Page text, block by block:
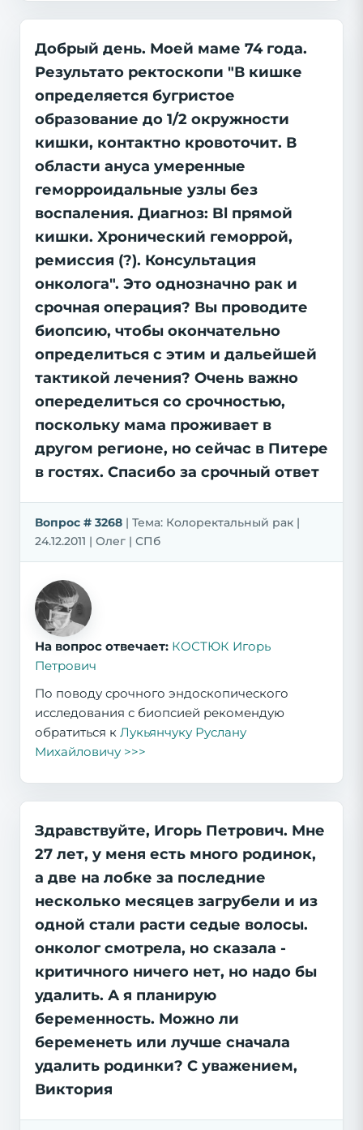
Добрый день. Моей маме 74 года.
Результато ректоскопи "В кишке
определяется бугристое
образование до 1/2 окружности
кишки, контактно кровоточит. В
области ануса умеренные
геморроидальные узлы без
воспаления. Диагноз: Bl прямой
кишки. Хронический геморрой,
ремиссия (?). Консультация
онколога". Это однозначно рак и
срочная операция? Вы проводите
биопсию, чтобы окончательно
определиться с этим и дальейшей
тактикой лечения? Очень важно
опеределиться со срочностью,
поскольку мама проживает в
другом регионе, но сейчас в Питере
в гостях. Спасибо за срочный ответ
Вопрос # 3268 | Тема: Колоректальный рак |
24.12.2011 | Олег | СПб
На вопрос отвечает: КОСТЮК Игорь
Петрович
По поводу срочного эндоскопического
исследования с биопсией рекомендую
обратиться к Лукьянчуку Руслану
Михайловичу >>>
Здравствуйте, Игорь Петрович. Мне
27 лет, у меня есть много родинок,
а две на лобке за последние
несколько месяцев загрубели и из
одной стали расти седые волосы.
онколог смотрела, но сказала -
критичного ничего нет, но надо бы
удалить. А я планирую
беременность. Можно ли
беременеть или лучше сначала
удалить родинки? С уважением,
Виктория